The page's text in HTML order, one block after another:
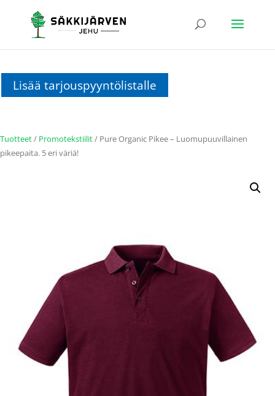
Lisää tarjouspyyntölistalle
Tuotteet/ Promotekstiilit/ Pure Organic Pikee – Luomupuuvillainen
pikeepaita. 5 eri väriä!